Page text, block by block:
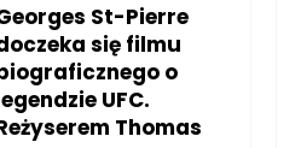
St-Pierre
się filmu
o
UFC.
Thomas